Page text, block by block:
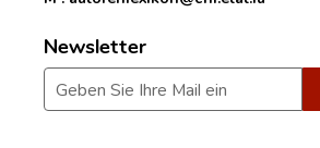
Newsletter